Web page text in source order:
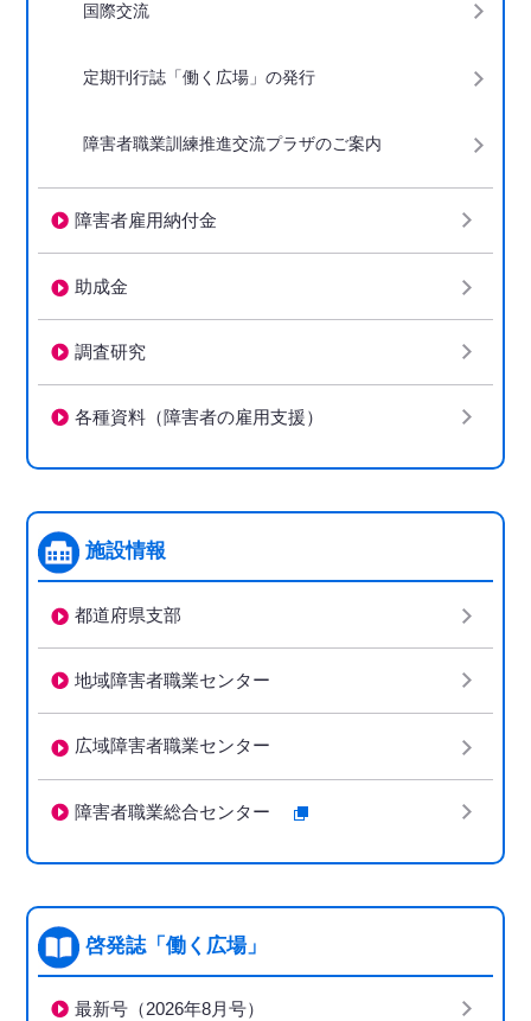
国際交流
定期刊行誌「働く広場」の発行
障害者職業訓練推進交流プラザのご案内
障害者雇用納付金
助成金
調査研究
各種資料（障害者の雇用支援）
施設情報
都道府県支部
地域障害者職業センター
広域障害者職業センター
障害者職業総合センター
啓発誌「働く広場」
最新号（2026年8月号）